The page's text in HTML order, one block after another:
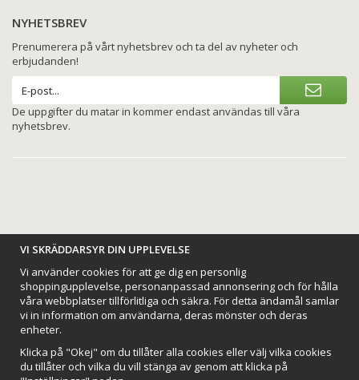
NYHETSBREV
Prenumerera på vårt nyhetsbrev och ta del av nyheter och
erbjudanden!
De uppgifter du matar in kommer endast användas till våra
nyhetsbrev.
BETALNINGSALTERNATIV
VI SKICKAR MED
VI SKRÄDDARSYR DIN UPPLEVELSE
Vi använder cookies för att ge dig en personlig
shoppingupplevelse, personanpassad annonsering och för hålla
våra webbplatser tillförlitliga och säkra. För detta ändamål samlar
vi in information om användarna, deras mönster och deras
enheter.
Klicka på "Okej" om du tillåter alla cookies eller välj vilka cookies
du tillåter och vilka du vill stänga av genom att klicka på